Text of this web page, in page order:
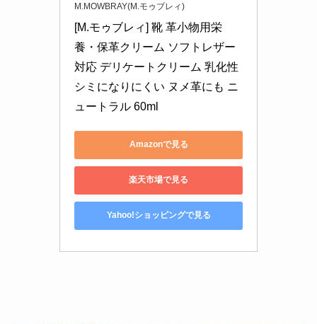
M.MOWBRAY(M.モゥブレィ)
[M.モゥブレィ] 靴 革小物用栄
養・保革クリーム ソフトレザー
対応 デリケートクリーム 乳化性
シミになりにくい ヌメ革にも ニ
ュートラル 60ml
Amazonで見る
楽天市場で見る
Yahoo!ショッピングで見る